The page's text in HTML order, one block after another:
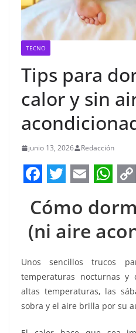
TECNO
Tips para
calor y sin
junio 13, 2026 Redacción
a
c
e
b
o
o
k
w
i
t
e
r
m
a
l
h
a
s
A
p
o
p
L
i
n
Cómo
(ni aire
Unos sencillos trucos
temperaturas nocturnas
altas temperaturas, las
sobra y el aire brilla por su